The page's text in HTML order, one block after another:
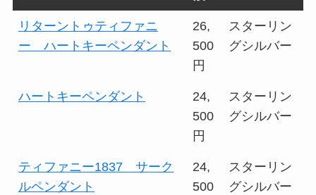
リターントゥティファニ
ー ハートキーペンダント
26,
500
円
スターリン
グシルバー
ハートキーペンダント
24,
500
円
スターリン
グシルバー
ティファニー1837 サーク
ルペンダント
24,
500
スターリン
グシルバー